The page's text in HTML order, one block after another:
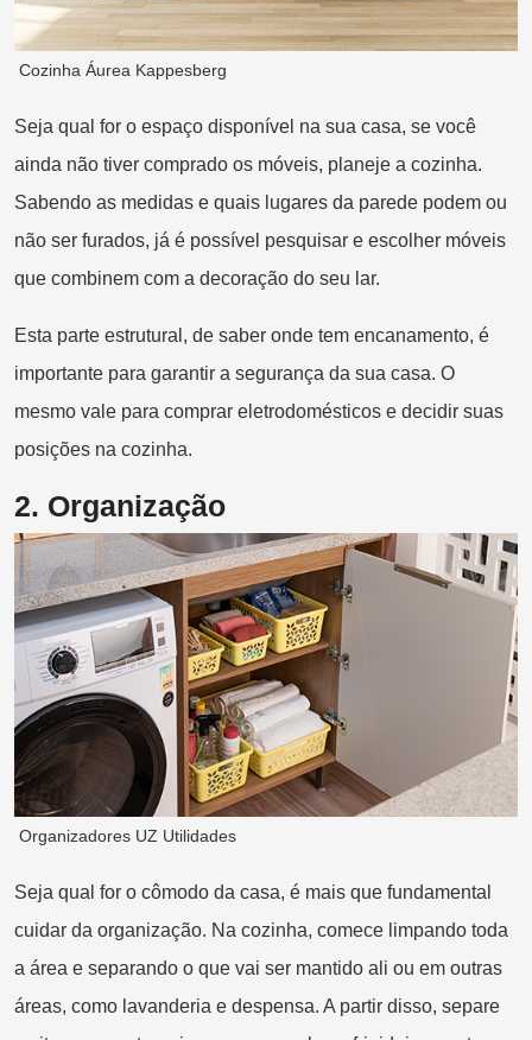
Cozinha Áurea Kappesberg
Seja qual for o espaço disponível na sua casa, se você
ainda não tiver comprado os móveis, planeje a cozinha.
Sabendo as medidas e quais lugares da parede podem ou
não ser furados, já é possível pesquisar e escolher móveis
que combinem com a decoração do seu lar.
Esta parte estrutural, de saber onde tem encanamento, é
importante para garantir a segurança da sua casa. O
mesmo vale para comprar eletrodomésticos e decidir suas
posições na cozinha.
2. Organização
Organizadores UZ Utilidades
Seja qual for o cômodo da casa, é mais que fundamental
cuidar da organização. Na cozinha, comece limpando toda
a área e separando o que vai ser mantido ali ou em outras
áreas, como lavanderia e despensa. A partir disso, separe